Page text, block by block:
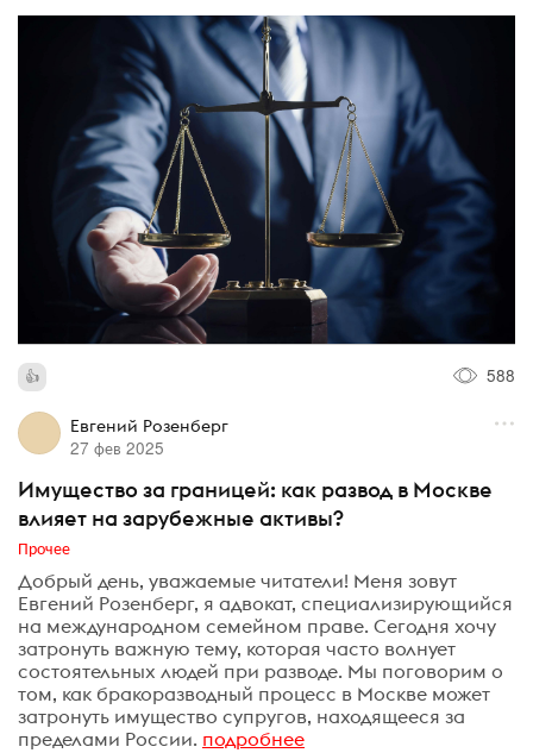
588
Евгений Розенберг
27 фев 2025
Имущество за границей: как развод в Москве
влияет на зарубежные активы?
Прочее
Добрый день, уважаемые читатели! Меня зовут
Евгений Розенберг, я адвокат, специализирующийся
на международном семейном праве. Сегодня хочу
затронуть важную тему, которая часто волнует
состоятельных людей при разводе. Мы поговорим о
том, как бракоразводный процесс в Москве может
затронуть имущество супругов, находящееся за
пределами России. подробнее